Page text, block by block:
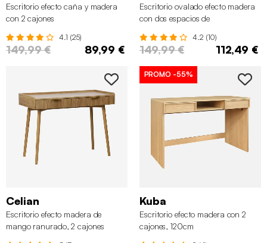
Escritorio efecto caña y madera
con 2 cajones
4.1 (25)
149,99 € 89,99 €
Escritorio ovalado efecto madera
con dos espacios de
4.2 (10)
149,99 € 112,49 €
Celian
Escritorio efecto madera de
mango ranurado, 2 cajones
PROMO -55%
Kuba
Escritorio efecto madera con 2
cajones, 120cm